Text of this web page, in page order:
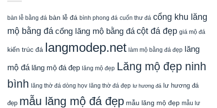
bàn lễ bằng đá bàn lễ đá bình phong đá cuốn thư đá cổng khu lăng
mộ bằng đá cổng lăng mộ bằng đá cột đá đẹp giá mộ đá
kiến trúc đá langmodep.net làm mộ bằng đá đẹp lăng
mộ đá lăng mộ đá đẹp lăng mộ đẹp Lăng mộ đẹp ninh
bình lăng thờ đá dòng họv lăng thờ đá đẹp lư hương đá lư hương đá
đẹp mẫu lăng mộ đá đẹp mẫu lăng mộ đẹp mẫu lư